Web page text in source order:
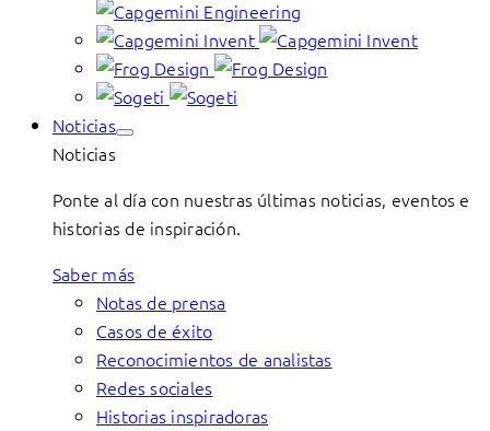
Noticias
Noticias
Ponte al día con nuestras últimas noticias, eventos e
historias de inspiración.
Saber más
Notas de prensa
Casos de éxito
Reconocimientos de analistas
Redes sociales
Historias inspiradoras